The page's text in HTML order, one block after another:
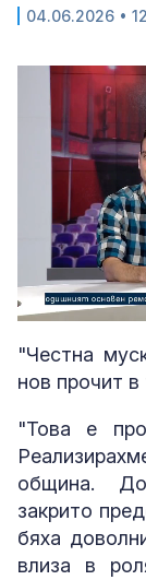
04.06.2026 •
Unmute
"Честна
нов прочит
"Това е
община.
закрито
бяха
влиза в